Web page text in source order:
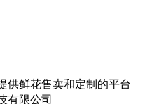
供鲜花售卖和定制的平台
有限公司